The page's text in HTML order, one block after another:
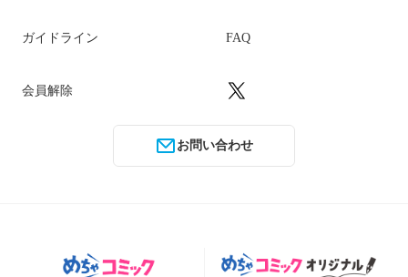
ガイドライン FAQ
会員解除
お問い合わせ